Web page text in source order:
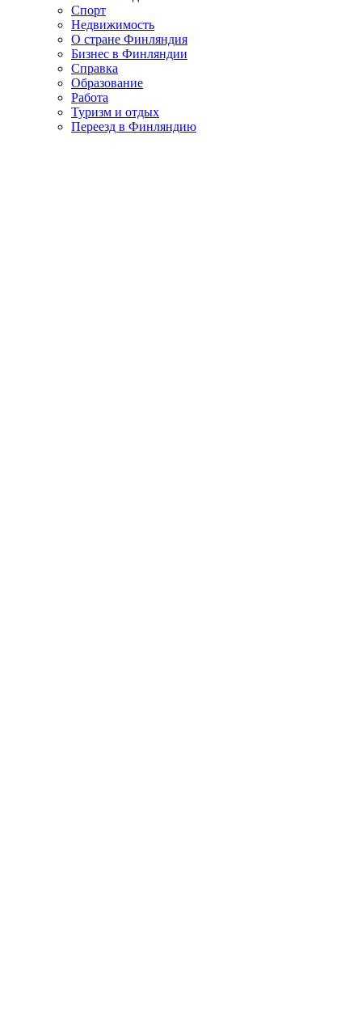
Спорт
Недвижимость
О стране Финляндия
Бизнес в Финляндии
Справка
Образование
Работа
Туризм и отдых
Переезд в Финляндию